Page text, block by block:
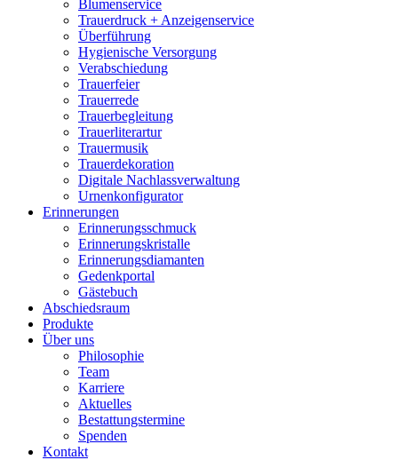
Blumenservice
Trauerdruck + Anzeigenservice
Überführung
Hygienische Versorgung
Verabschiedung
Trauerfeier
Trauerrede
Trauerbegleitung
Trauerliterartur
Trauermusik
Trauerdekoration
Digitale Nachlassverwaltung
Urnenkonfigurator
Erinnerungen
Erinnerungsschmuck
Erinnerungskristalle
Erinnerungsdiamanten
Gedenkportal
Gästebuch
Abschiedsraum
Produkte
Über uns
Philosophie
Team
Karriere
Aktuelles
Bestattungstermine
Spenden
Kontakt